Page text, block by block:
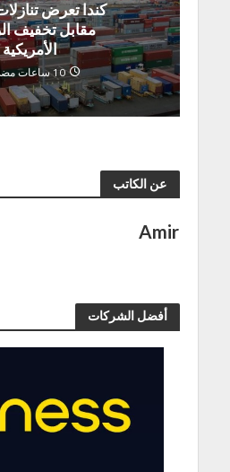
كندا تعرض
مقابل تخفيف
الأمريكية
10 ساعات مضى
عن الكاتب
Amir
أفضل الشركات